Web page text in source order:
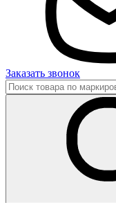
Заказать звонок